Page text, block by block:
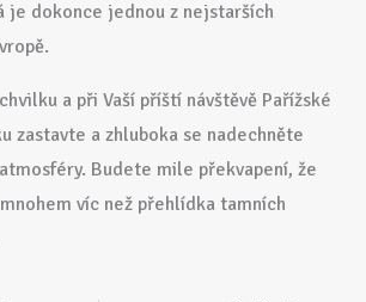
je dokonce jednou z nejstarších
a při Vaší příští návštěvě Pařížské
zastavte a zhluboka se nadechněte
Budete mile překvapení, že
víc než přehlídka tamních